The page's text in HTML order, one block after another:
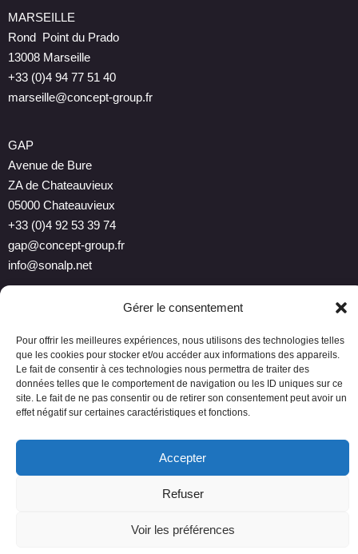
Gérer le consentement
Pour offrir les meilleures expériences, nous utilisons des technologies telles
que les cookies pour stocker et/ou accéder aux informations des appareils.
Le fait de consentir à ces technologies nous permettra de traiter des
données telles que le comportement de navigation ou les ID uniques sur ce
site. Le fait de ne pas consentir ou de retirer son consentement peut avoir un
effet négatif sur certaines caractéristiques et fonctions.
Accepter
Refuser
Voir les préférences
MARSEILLE
Rond Point du Prado
13008 Marseille
+33 (0)4 94 77 51 40
marseille@concept-group.fr
GAP
Avenue de Bure
ZA de Chateauvieux
05000 Chateauvieux
+33 (0)4 92 53 39 74
gap@concept-group.fr
info@sonalp.net
Copyright 2024
Tous droits réservés Concept Group.
Mentions légales
Politique de confidentialité